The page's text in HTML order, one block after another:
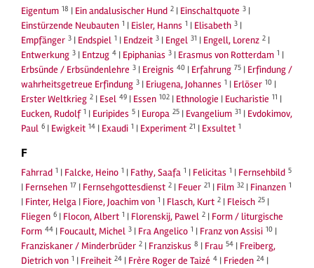
Eigentum 18 | Ein andalusischer Hund 2 | Einschaltquote 3 |
Einstürzende Neubauten 1 | Eisler, Hanns 1 | Elisabeth 3 |
Empfänger 3 | Endspiel 1 | Endzeit 3 | Engel 31 | Engell, Lorenz 2 |
Entwerkung 3 | Entzug 4 | Epiphanias 3 | Erasmus von Rotterdam 1 |
Erbsünde / Erbsündenlehre 3 | Ereignis 40 | Erfahrung 75 | Erfindung /
wahrheitsgetreue Erfindung 3 | Eriugena, Johannes 1 | Erlöser 10 |
Erster Weltkrieg 2 | Esel 49 | Essen 102 | Ethnologie | Eucharistie 11 |
Eucken, Rudolf 1 | Euripides 5 | Europa 25 | Evangelium 31 | Evdokimov,
Paul 6 | Ewigkeit 14 | Exaudi 1 | Experiment 21 | Exsultet 1
F
Fahrrad 1 | Falcke, Heino 1 | Fathy, Saafa 1 | Felicitas 1 | Fernsehbild 5
| Fernsehen 17 | Fernsehgottesdienst 2 | Feuer 21 | Film 32 | Finanzen 1
| Finter, Helga | Fiore, Joachim von 1 | Flasch, Kurt 2 | Fleisch 25 |
Fliegen 6 | Flocon, Albert 1 | Florenskij, Pawel 2 | Form / liturgische
Form 44 | Foucault, Michel 3 | Fra Angelico 1 | Franz von Assisi 10 |
Franziskaner / Minderbrüder 2 | Franziskus 8 | Frau 54 | Freiberg,
Dietrich von 1 | Freiheit 24 | Frère Roger de Taizé 4 | Frieden 24 |